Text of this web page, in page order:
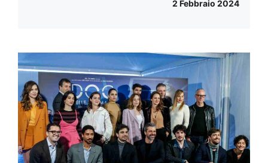
2 Febbraio 2024